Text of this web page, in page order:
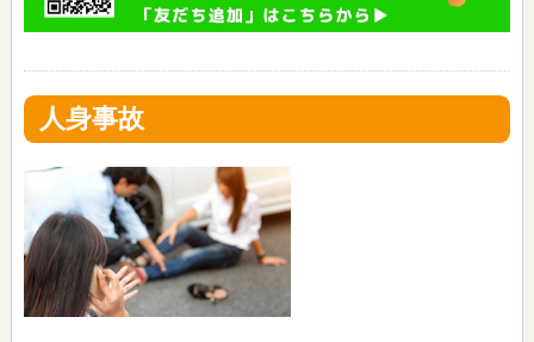
人身事故